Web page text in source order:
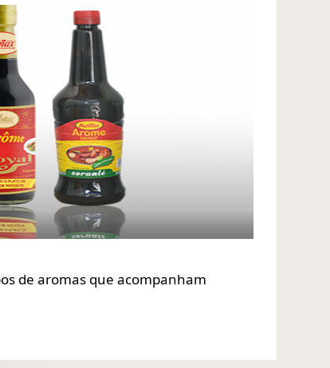
de aromas que acompanham